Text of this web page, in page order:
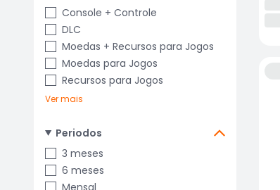
Console + Controle
DLC
Moedas + Recursos para Jogos
Moedas para Jogos
Recursos para Jogos
Ver mais
Periodos
3 meses
6 meses
Mensal